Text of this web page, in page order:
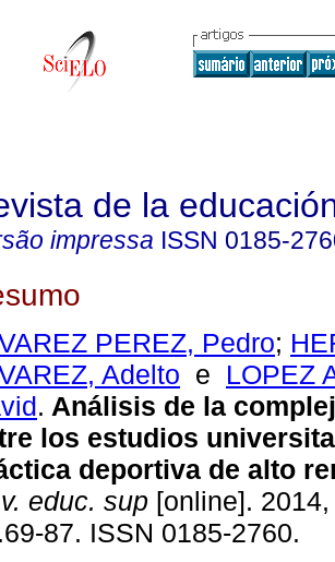
de la
impressa ISSN 0185-
PEREZ, Pedro;
Adelto e LOPEZ
. Análisis de la
los estudios
deportiva de alto
educ. sup [online].
87. ISSN 0185-2760.